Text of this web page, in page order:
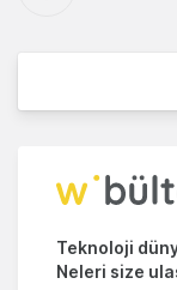
Teknoloji
Neleri size